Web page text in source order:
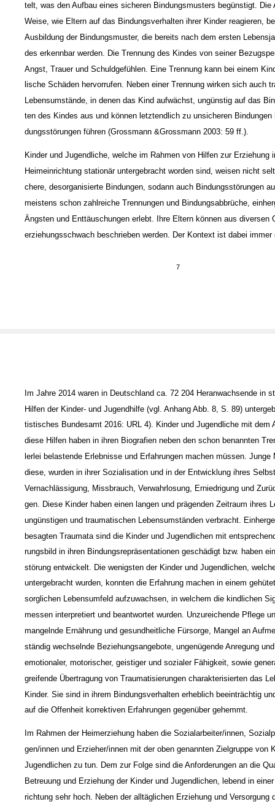
telt, was den Aufbau eines sicheren Bindungsmusters begünstigt. Die
Weise, wie Eltern auf das Bindungsverhalten ihrer Kinder reagieren,
Ausbildung der Bindungsmuster, die bereits nach dem ersten
des erkennbar werden. Die Trennung des Kindes von seiner
Angst, Trauer und Schuldgefühlen. Eine Trennung kann bei einem
lische Schäden hervorrufen. Neben einer Trennung wirken sich auch
Lebensumstände, in denen das Kind aufwächst, ungünstig auf das
ten des Kindes aus und können letztendlich zu unsicheren Bindungen
dungsstörungen führen (Grossmann &Grossmann 2003: 59 ff.).
Kinder und Jugendliche, welche im Rahmen von Hilfen zur Erziehung
Heimeinrichtung stationär untergebracht worden sind, weisen nicht
chere, desorganisierte Bindungen, sodann auch Bindungsstörungen
meistens schon zahlreiche Trennungen und Bindungsabbrüche,
Ängsten und Enttäuschungen erlebt. Ihre Eltern können aus diversen
erziehungsschwach beschrieben werden. Der Kontext ist dabei immer
7
Im Jahre 2014 waren in Deutschland ca. 72 204 Heranwachsende in
Hilfen der Kinder- und Jugendhilfe (vgl. Anhang Abb. 8, S. 89)
tistisches Bundesamt 2016: URL 4). Kinder und Jugendliche mit dem
diese Hilfen haben in ihren Biografien neben den schon benannten
lerlei belastende Erlebnisse und Erfahrungen machen müssen. Junge
diese, wurden in ihrer Sozialisation und in der Entwicklung ihres
Vernachlässigung, Missbrauch, Verwahrlosung, Erniedrigung und
gen. Diese Kinder haben einen langen und prägenden Zeitraum ihres
ungünstigen und traumatischen Lebensumständen verbracht.
besagten Traumata sind die Kinder und Jugendlichen mit
rungsbild in ihren Bindungsrepräsentationen geschädigt bzw. haben
störung entwickelt. Die wenigsten der Kinder und Jugendlichen,
untergebracht wurden, konnten die Erfahrung machen in einem
sorglichen Lebensumfeld aufzuwachsen, in welchem die kindlichen
messen interpretiert und beantwortet wurden. Unzureichende Pflege
mangelnde Ernährung und gesundheitliche Fürsorge, Mangel an
ständig wechselnde Beziehungsangebote, ungenügende Anregung
emotionaler, motorischer, geistiger und sozialer Fähigkeit, sowie
greifende Übertragung von Traumatisierungen charakterisierten das
Kinder. Sie sind in ihrem Bindungsverhalten erheblich beeinträchtig
auf die Offenheit korrektiven Erfahrungen gegenüber gehemmt.
Im Rahmen der Heimerziehung haben die Sozialarbeiter/innen,
gen/innen und Erzieher/innen mit der oben genannten Zielgruppe von
Jugendlichen zu tun. Dem zur Folge sind die Anforderungen an die
Betreuung und Erziehung der Kinder und Jugendlichen, lebend in
richtung sehr hoch. Neben der alltäglichen Erziehung und Versorgung